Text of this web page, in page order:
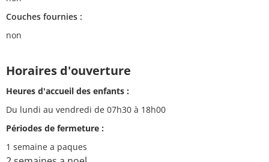
Couches fournies :
non
Horaires d'ouverture
Heures d'accueil des enfants :
Du lundi au vendredi de 07h30 à 18h00
Périodes de fermeture :
1 semaine a paques